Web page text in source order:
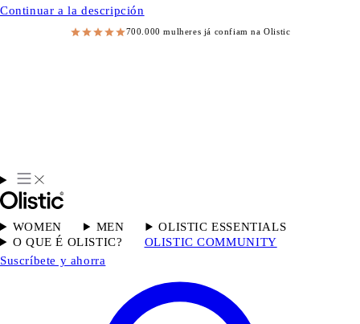
Continuar a la descripción
700.000 mulheres já confiam na Olistic
WOMEN MEN
OLISTIC ESSENTIALS
O QUE É OLISTIC?
OLISTIC COMMUNITY
Suscríbete y ahorra